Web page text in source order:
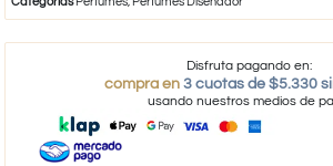
Disfruta pagando en:
compra en 3 cuotas de $5.330
usando nuestros medios de